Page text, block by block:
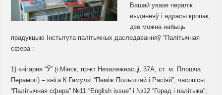
Вашай увазе пералік
выданняў і адрасы кропак,
дзе можна набыць
прадукцыю Інстытута палітычных даследаванняў “Палітычная
сфера”:
1) кнігарня “Ў” (г.Мінск, пр-кт Незалежнасці, 37А, ст. м. Плошча
Перамогі) – кніга К.Гамулкі “Паміж Польшчай і Расіяй”; часопісы
“Палітычная сфера” №11 “English issue” і №12 “Горад і палітыка”;